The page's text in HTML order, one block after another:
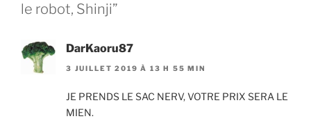
le robot, Shinji”
DarKaoru87
3 JUILLET 2019 À 13 H 55 MIN
JE PRENDS LE SAC NERV, VOTRE PRIX SERA LE
MIEN.